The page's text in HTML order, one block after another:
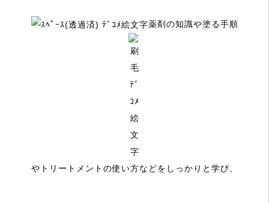
薬剤の知識や塗る手順
やトリートメントの使い方などをしっかりと学び、